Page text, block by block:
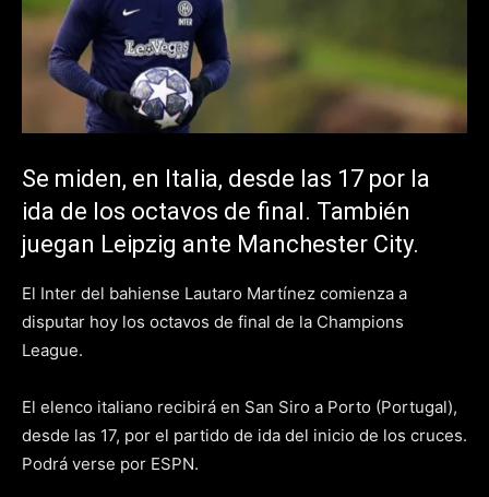
Se miden, en Italia, desde las 17 por la
ida de los octavos de final. También
juegan Leipzig ante Manchester City.
El Inter del bahiense Lautaro Martínez comienza a
disputar hoy los octavos de final de la Champions
League.
El elenco italiano recibirá en San Siro a Porto (Portugal),
desde las 17, por el partido de ida del inicio de los cruces.
Podrá verse por ESPN.